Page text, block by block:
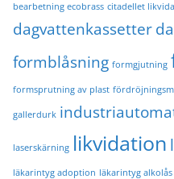
bearbetning ecobrass citadellet
dagvattenkassetter
formblåsning formgjutning
formsprutning av plast
gallerdurk
laserskärning likvidation
läkarintyg adoption läkarintyg alkolås